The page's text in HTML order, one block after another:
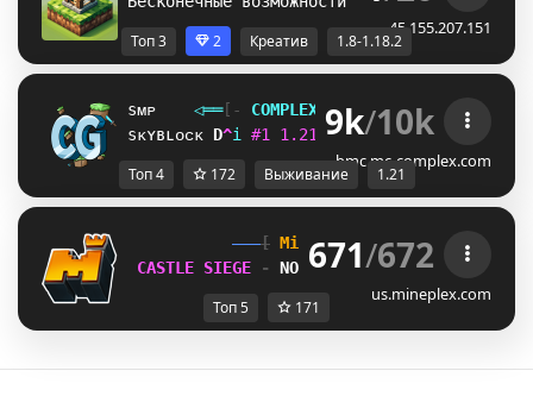
45.155.207.151
Топ 3 2 Креатив 1.8-1.18.2
sᴍᴘ ◁══[‐ COMPL EX G A ING ‐]
sᴋʏʙʟᴏᴄᴋ UTi #1 1 . 21 ᴠᴀ ɴɪʟ ᴀ ɴᴇᴛᴡ ᴋ
9k/10k
bmc.mc-complex.com
Топ 4 172 Выживание 1.21
[ Mineplex Games ]
CASTLE SIEGE
- NOW 671/672
us.mineplex.com
Топ 5 171